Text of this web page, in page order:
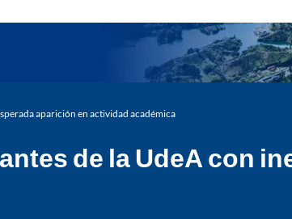
aparición en actividad académica
de la UdeA con